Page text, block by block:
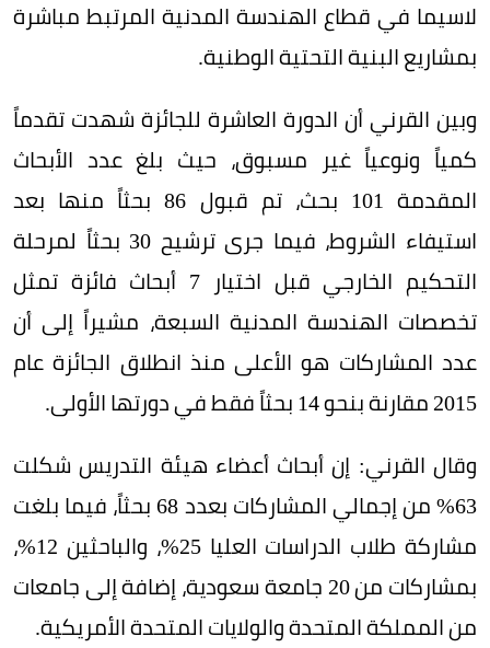
لاسيما في قطاع الهندسة المدنية المرتبط مباشرة
بمشاريع البنية التحتية الوطنية.
وبين القرني أن الدورة العاشرة للجائزة شهدت تقدماً
كمياً ونوعياً غير مسبوق، حيث بلغ عدد الأبحاث
المقدمة 101 بحث، تم قبول 86 بحثاً منها بعد
استيفاء الشروط، فيما جرى ترشيح 30 بحثاً لمرحلة
التحكيم الخارجي قبل اختيار 7 أبحاث فائزة تمثل
تخصصات الهندسة المدنية السبعة، مشيراً إلى أن
عدد المشاركات هو الأعلى منذ انطلاق الجائزة عام
2015 مقارنة بنحو 14 بحثاً فقط في دورتها الأولى.
وقال القرني: إن أبحاث أعضاء هيئة التدريس شكلت
63% من إجمالي المشاركات بعدد 68 بحثاً، فيما بلغت
مشاركة طلاب الدراسات العليا 25%، والباحثين 12%،
بمشاركات من 20 جامعة سعودية، إضافة إلى جامعات
من المملكة المتحدة والولايات المتحدة الأمريكية.